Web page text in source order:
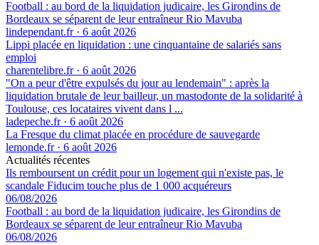
Football : au bord de la liquidation judicaire, les Girondins de
Bordeaux se séparent de leur entraîneur Rio Mavuba
lindependant.fr· 6 août 2026
Lippi placée en liquidation : une cinquantaine de salariés sans
emploi
charentelibre.fr· 6 août 2026
"On a peur d'être expulsés du jour au lendemain" : après la
liquidation brutale de leur bailleur, un mastodonte de la solidarité à
Toulouse, ces locataires vivent dans l ...
ladepeche.fr· 6 août 2026
La Fresque du climat placée en procédure de sauvegarde
lemonde.fr· 6 août 2026
Actualités récentes
Ils remboursent un crédit pour un logement qui n'existe pas, le
scandale Fiducim touche plus de 1 000 acquéreurs
06/08/2026
Football : au bord de la liquidation judicaire, les Girondins de
Bordeaux se séparent de leur entraîneur Rio Mavuba
06/08/2026